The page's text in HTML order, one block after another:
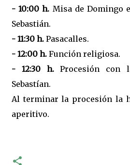
- 10:00 h. Misa de Domingo
Sebastián.
- 11:30 h. Pasacalles.
- 12:00 h. Función religiosa.
- 12:30 h.Procesión con
Sebastían.
Al terminar la procesión la
aperitivo.